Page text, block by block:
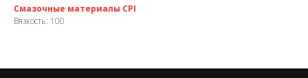
Смазочные материалы CPI
Вязкость: 100